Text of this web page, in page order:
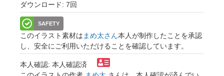
ダウンロード: 7回
SAFETY
このイラスト素材はまめ太さん本人が制作したことを承認
し、安全にご利用いただけることを確認しています。
本人確認: 本人確認済